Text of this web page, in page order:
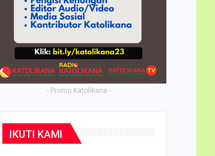
- Promo Katolikana -
IKUTI KAMI